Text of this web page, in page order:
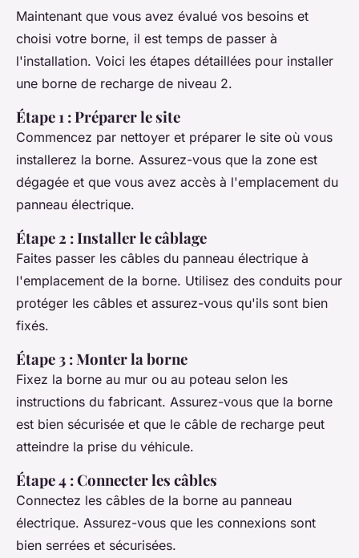
Maintenant que vous avez évalué vos besoins et
choisi votre borne, il est temps de passer à
l'installation. Voici les étapes détaillées pour installer
une borne de recharge de niveau 2.
Étape 1 : Préparer le site
Commencez par nettoyer et préparer le site où vous
installerez la borne. Assurez-vous que la zone est
dégagée et que vous avez accès à l'emplacement du
panneau électrique.
Étape 2 : Installer le câblage
Faites passer les câbles du panneau électrique à
l'emplacement de la borne. Utilisez des conduits pour
protéger les câbles et assurez-vous qu'ils sont bien
fixés.
Étape 3 : Monter la borne
Fixez la borne au mur ou au poteau selon les
instructions du fabricant. Assurez-vous que la borne
est bien sécurisée et que le câble de recharge peut
atteindre la prise du véhicule.
Étape 4 : Connecter les câbles
Connectez les câbles de la borne au panneau
électrique. Assurez-vous que les connexions sont
bien serrées et sécurisées.